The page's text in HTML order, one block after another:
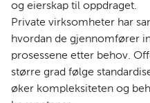
og eierskap til oppdraget.
Private virksomheter har
hvordan de gjennomfører
prosessene etter behov.
større grad følge
øker kompleksiteten og